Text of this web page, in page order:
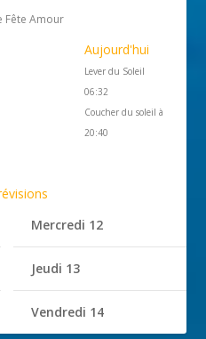
Fête Amour
Aujourd'hui
Lever du Soleil
06:32
Coucher du soleil à
20:40
Mercredi 12
Jeudi 13
Vendredi 14